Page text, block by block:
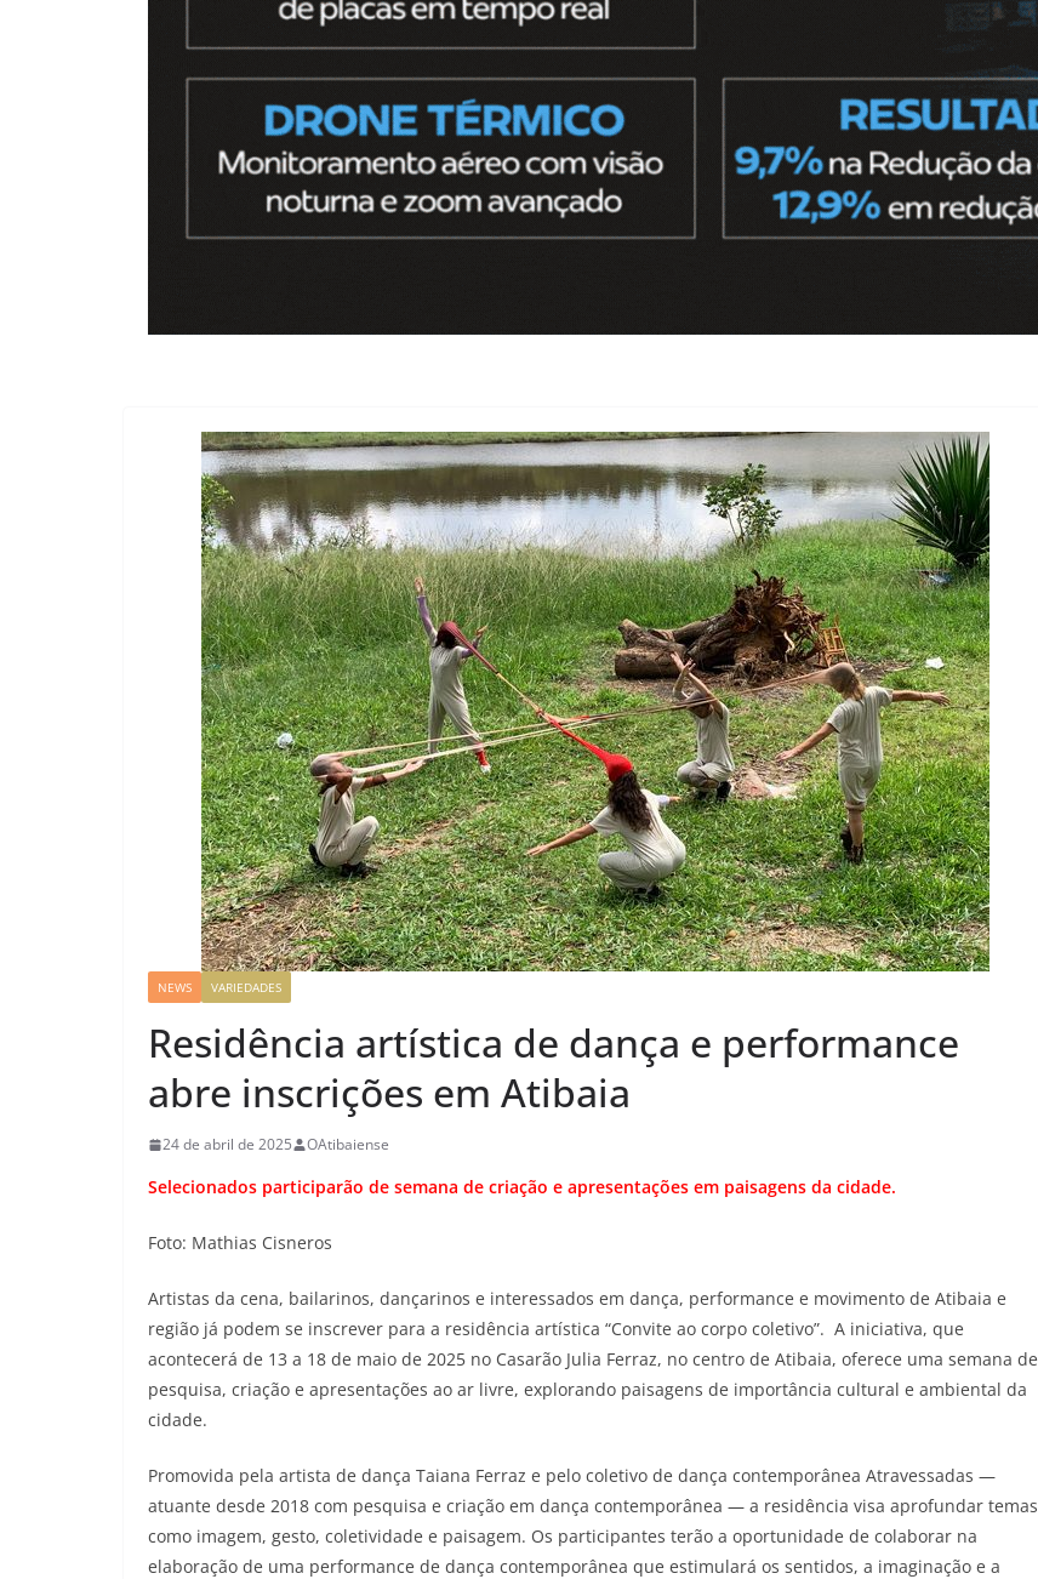
NEWS VARIEDADES
Residência artística de dança e performance
abre inscrições em Atibaia
24 de abril de 2025 OAtibaiense
Selecionados participarão de semana de criação e apresentações em paisagens da cidade.
Foto: Mathias Cisneros
Artistas da cena, bailarinos, dançarinos e interessados em dança, performance e movimento de Atibaia e
região já podem se inscrever para a residência artística “Convite ao corpo coletivo”. A iniciativa, que
acontecerá de 13 a 18 de maio de 2025 no Casarão Julia Ferraz, no centro de Atibaia, oferece uma semana de
pesquisa, criação e apresentações ao ar livre, explorando paisagens de importância cultural e ambiental da
cidade.
Promovida pela artista de dança Taiana Ferraz e pelo coletivo de dança contemporânea Atravessadas —
atuante desde 2018 com pesquisa e criação em dança contemporânea — a residência visa aprofundar temas
como imagem, gesto, coletividade e paisagem. Os participantes terão a oportunidade de colaborar na
elaboração de uma performance de dança contemporânea que estimulará os sentidos, a imaginação e a